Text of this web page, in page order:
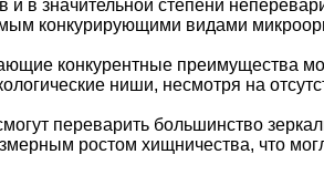
и в значительной степени
конкурирующими видами
конкурентные преимущества
ниши, несмотря на
переварить большинство
ростом хищничества, что